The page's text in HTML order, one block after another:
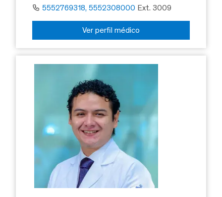
5552769318, 5552308000 Ext. 3009
Ver perfil médico